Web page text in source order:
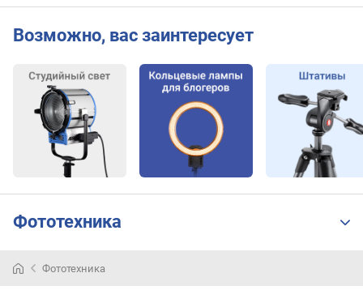
у
л
я
т
с
Возможно, вас заинтересует
Фототехника
бываютФототехника